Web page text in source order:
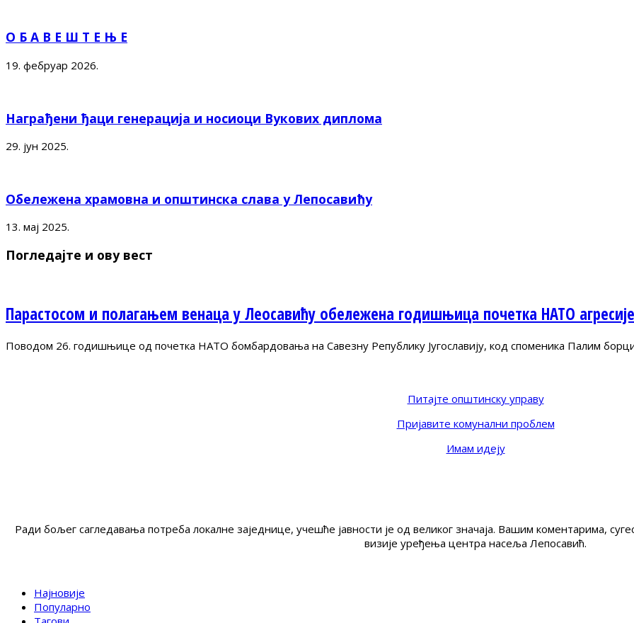
О Б А В Е Ш Т Е Њ Е
19. фебруар 2026.
Награђени ђаци генерација и носиоци Вукових диплома
29. јун 2025.
Обележена храмовна и општинска слава у Лепосавићу
13. мај 2025.
Погледајте и ову вест
Парастосом и полагањем венаца у Леосавићу обележена годишњица почетка НАТО агресије
Поводом 26. годишњице од почетка НАТО бомбардовања на Савезну Републику Југославију, код споменика Палим
Питајте општинску управу
Пријавите комунални проблем
Имам идеју
Ради бољег сагледавања потреба локалне заједнице, учешће јавности је од великог значаја. Вашим коментарима,
визије уређења центра насеља Лепосавић.
Најновије
Популарно